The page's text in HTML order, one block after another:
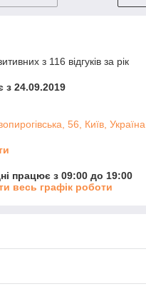
з 116 відгуків за рік
з 24.09.2019
56, Київ, Україна
працює з 09:00 до 19:00
весь графік роботи